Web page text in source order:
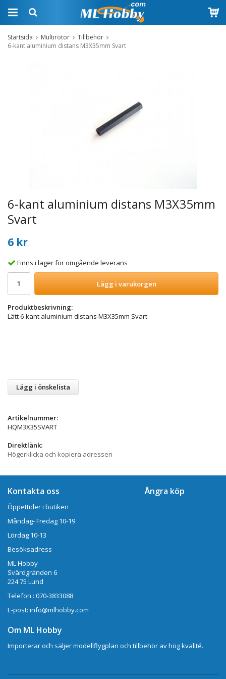
Startsida Multirotor
Tillbehör
6-kant aluminium distans M3X35mm Svart
6-kant aluminium distans M3X35mm
Svart
6 kr
Finns i lager för omgående leverans
Lägg i varukorgen
Produktbeskrivning:
Lätt 6-kant aluminium distans M3X35mm Svart
Lägg i önskelista
Artikelnummer:
HQM3X35SVART
Direktlänk:
Högerklicka och kopiera adressen
Kontakta oss
Öppettider i butiken
Måndag- Fredag 10-19
Lördag 10-13
Besöksadress
ML Hobby
Svärdgränden 6
224 75 Lund
Telefon : 070-3833088
E-post: info@mlhobby.com
Ångra köp
Om ML Hobby
Importerar och säljer modellflygplan och tillbehör av hög kvalité.